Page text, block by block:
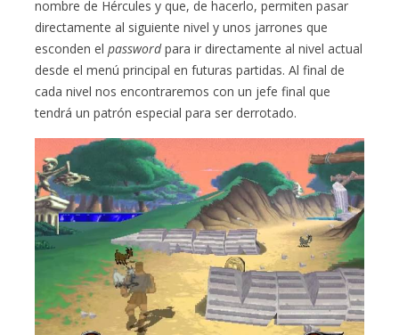
nombre de Hércules y que, de hacerlo, permiten pasar
directamente al siguiente nivel y unos jarrones que
esconden elpasswordpara ir directamente al nivel actual
desde el menú principal en futuras partidas. Al final de
cada nivel nos encontraremos con un jefe final que
tendrá un patrón especial para ser derrotado.